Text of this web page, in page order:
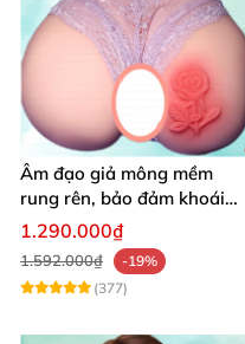
Âm đạo giả mông mềm
rung rên, bảo đảm khoái
cảm vượt trội
1.290.000₫
1.592.000₫
-19%
(377)